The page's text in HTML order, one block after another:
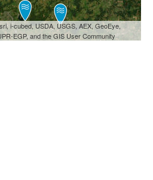
i-cubed, USDA, USGS, AEX, GeoEye,
EGP, and the GIS User Community